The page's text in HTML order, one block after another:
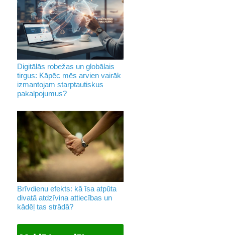
Digitālās robežas un globālais
tirgus: Kāpēc mēs arvien vairāk
izmantojam starptautiskus
pakalpojumus?
Brīvdienu efekts: kā īsa atpūta
divatā atdzīvina attiecības un
kādēļ tas strādā?